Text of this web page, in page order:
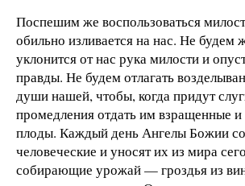
Поспешим же воспользоваться
обильно изливается на нас. Не будем
уклонится от нас рука милости и
правды. Не будем отлагать
души нашей, чтобы, когда придут
промедления отдать им взращенные
плоды. Каждый день Ангелы Божии
человеческие и уносят их из мира
собирающие урожай — гроздья из